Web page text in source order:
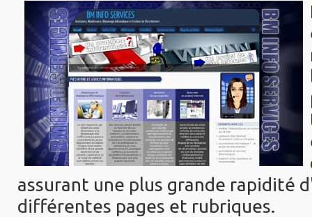
assurant une plus grande rapidité
différentes pages et rubriques.